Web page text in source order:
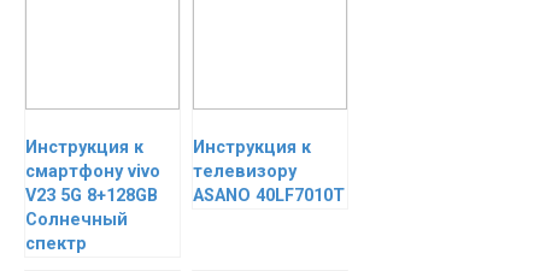
Инструкция к
смартфону vivo
V23 5G 8+128GB
Солнечный
спектр
Инструкция к
телевизору
ASANO 40LF7010T